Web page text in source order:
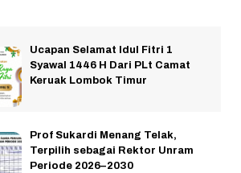
Ucapan Selamat Idul Fitri 1
Syawal 1446 H Dari PLt Camat
Keruak Lombok Timur
Prof Sukardi Menang Telak,
Terpilih sebagai Rektor Unram
Periode 2026–2030